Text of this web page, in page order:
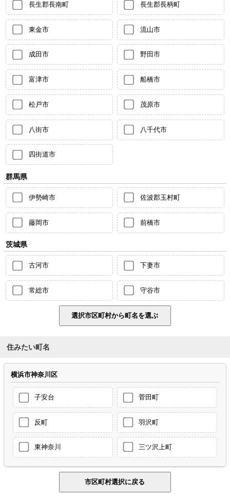
長生郡長南町 長生郡長柄町
東金市 流山市
成田市 野田市
富津市 船橋市
松戸市 茂原市
八街市 八千代市
四街道市
群馬県
伊勢崎市 佐波郡玉村町
藤岡市 前橋市
茨城県
古河市 下妻市
常総市 守谷市
住みたい町名
横浜市神奈川区
子安台 菅田町
反町 羽沢町
東神奈川 三ツ沢上町